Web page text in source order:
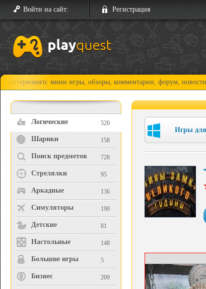
Войти на сайт: Регистрация
мини игры, обзоры, комментарии, форум, новости и,
Логические 520
Шарики 158
Поиск предметов 728
Стрелялки 95
Аркадные 136
Симуляторы 190
Детские 81
Настольные 148
Большие игры 5
Бизнес 209
Игры